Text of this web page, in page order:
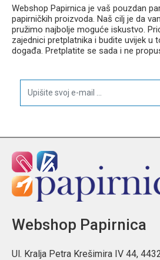
Webshop Papirnica je vaš pouzdan
papirničkih proizvoda. Naš cilj je da
pružimo najbolje moguće iskustvo.
zajednici pretplatnika i budite uvijek u
događa. Pretplatite se sada i ne
Webshop Papirnica
Ul. Kralja Petra Krešimira IV 44,